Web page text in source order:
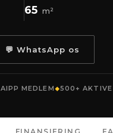
65 m²
💬 WhatsApp os
AIPP MEDLEM 500+ AKTIVE